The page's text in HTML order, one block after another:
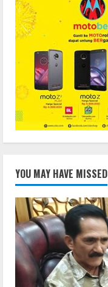
YOU MAY HAVE MISSED